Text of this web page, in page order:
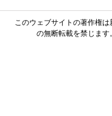
このウェブサイトの著作権
の無断転載を禁じます